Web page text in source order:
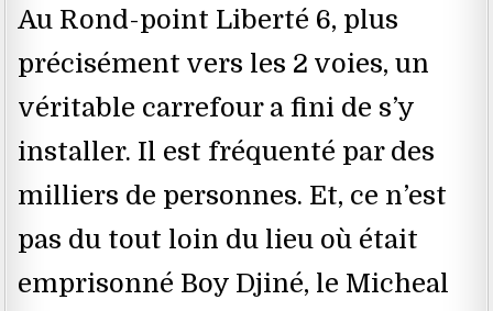
Au Rond-point Liberté 6, plus
précisément vers les 2 voies, un
véritable carrefour a fini de s’y
installer. Il est fréquenté par des
milliers de personnes. Et, ce n’est
pas du tout loin du lieu où était
emprisonné Boy Djiné, le Micheal